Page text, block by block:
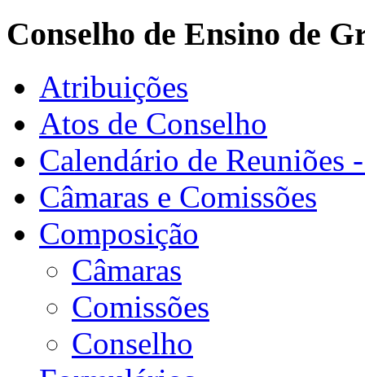
Conselho de Ensino de
Atribuições
Atos de Conselho
Calendário de Reuniões
Câmaras e Comissões
Composição
Câmaras
Comissões
Conselho